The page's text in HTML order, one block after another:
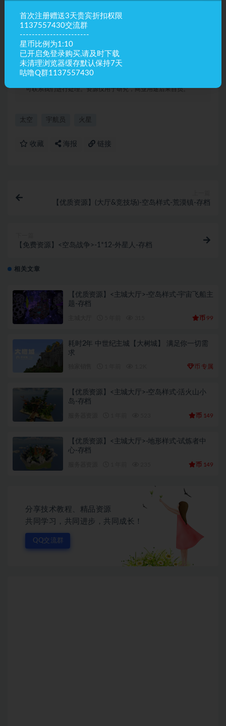
下载遇到问题？可联系客服或留言反馈
声明：资源来源于网络,如若本站内容侵犯了原著者的合法权益，
可联系我们进行处理。资源仅用于研究，商业用途后果自负。
太空 宇航员 火星
收藏 海报 链接
【优质资源】(大厅&竞技场)-空岛样式-荒漠镇-存档
【免费资源】<空岛战争>-1*12-外星人-存档
相关文章
【优质资源】<主城大厅>-空岛样式-宇宙飞船主
题-存档
币 99
耗时2年 中世纪主城【大树城】 满足你一切需
求
币 专属
【优质资源】<主城大厅>-空岛样式-活火山小
岛-存档
币 149
【优质资源】<主城大厅>-地形样式-试炼者中
心-存档
币 149
分享技术教程、精品资源
共同学习，共同进步，共同成长！
QQ交流群
首次注册赠送3天贵宾折扣权限
1137557430交流群
-----------------------
星币比例为1:10
已开启免登录购买,请及时下载
未清理浏览器缓存默认保持7天
咕噜Q群1137557430